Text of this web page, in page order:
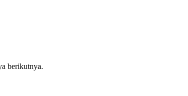
berikutnya.